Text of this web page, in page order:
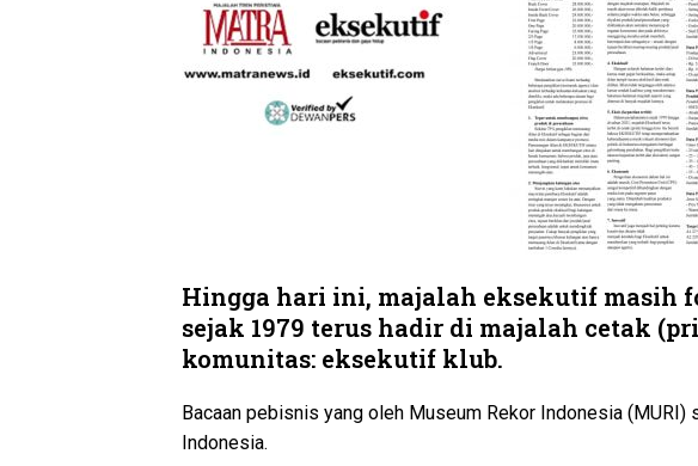
Hingga hari ini, majalah eksekutif masih
sejak 1979 terus hadir di majalah cetak
komunitas: eksekutif klub.
Bacaan pebisnis yang oleh Museum Rekor Indonesia
Indonesia.